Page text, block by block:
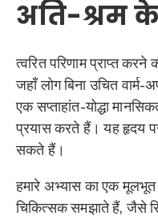
अति-श्रम
त्वरित परिणाम प्राप्त
जहाँ लोग बिना उचित
एक सप्ताहांत-योद्धा
प्रयास करते हैं। यह हृदय
सकते हैं।
हमारे अभ्यास का एक मूलभूत
चिकित्सक समझाते हैं, जैसे